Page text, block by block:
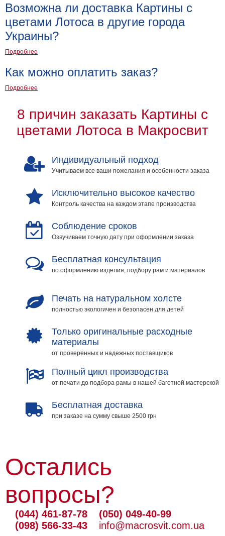
Возможна ли доставка Картины с
цветами Лотоса в другие города
Украины?
Подробнее
Как можно оплатить заказ?
Подробнее
8 причин заказать Картины с
цветами Лотоса в Макросвит
Индивидуальный подход
Учитываем все ваши пожелания и особенности заказа
Исключительно высокое качество
Контроль качества на каждом этапе производства
Соблюдение сроков
Озвучиваем точную дату при оформлении заказа
Бесплатная консультация
по оформлению изделия, подбору рам и материалов
Печать на натуральном холсте
полностью экологичен и безопасен для детей
Только оригинальные расходные
материалы
от проверенных и надежных поставщиков
Полный цикл производства
от печати до подбора рамы в нашей багетной мастерской
Бесплатная доставка
при заказе на сумму свыше 2500 грн
Остались
вопросы?
(044) 461-87-78
(098) 566-33-43
(050) 049-40-99
info@macrosvit.com.ua